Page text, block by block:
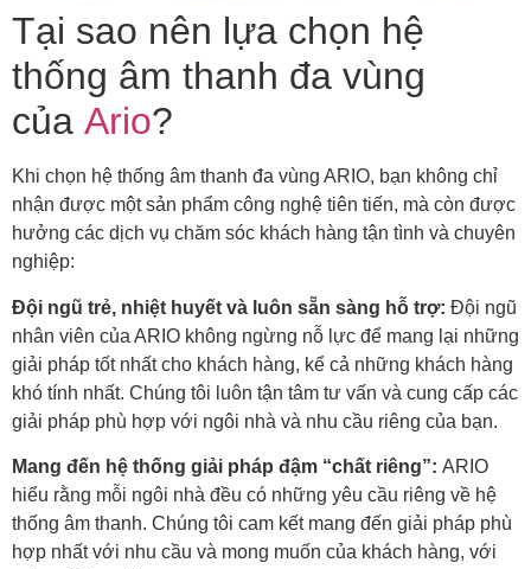
Tại sao nên lựa chọn hệ
thống âm thanh đa vùng
của Ario?
Khi chọn hệ thống âm thanh đa vùng ARIO, bạn không chỉ
nhận được một sản phẩm công nghệ tiên tiến, mà còn được
hưởng các dịch vụ chăm sóc khách hàng tận tình và chuyên
nghiệp:
Đội ngũ trẻ, nhiệt huyết và luôn sẵn sàng hỗ trợ: Đội ngũ
nhân viên của ARIO không ngừng nỗ lực để mang lại những
giải pháp tốt nhất cho khách hàng, kể cả những khách hàng
khó tính nhất. Chúng tôi luôn tận tâm tư vấn và cung cấp các
giải pháp phù hợp với ngôi nhà và nhu cầu riêng của bạn.
Mang đến hệ thống giải pháp đậm “chất riêng”: ARIO
hiểu rằng mỗi ngôi nhà đều có những yêu cầu riêng về hệ
thống âm thanh. Chúng tôi cam kết mang đến giải pháp phù
hợp nhất với nhu cầu và mong muốn của khách hàng, với